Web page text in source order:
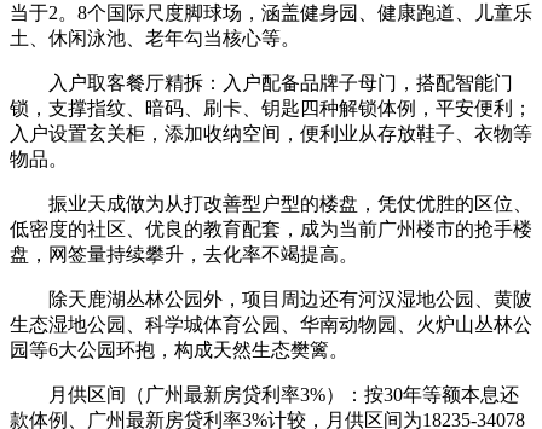
当于2。8个国际尺度脚球场，涵盖健身园、健康跑道、儿童乐
土、休闲泳池、老年勾当核心等。
入户取客餐厅精拆：入户配备品牌子母门，搭配智能门
锁，支撑指纹、暗码、刷卡、钥匙四种解锁体例，平安便利；
入户设置玄关柜，添加收纳空间，便利业从存放鞋子、衣物等
物品。
振业天成做为从打改善型户型的楼盘，凭仗优胜的区位、
低密度的社区、优良的教育配套，成为当前广州楼市的抢手楼
盘，网签量持续攀升，去化率不竭提高。
除天鹿湖丛林公园外，项目周边还有河汉湿地公园、黄陂
生态湿地公园、科学城体育公园、华南动物园、火炉山丛林公
园等6大公园环抱，构成天然生态樊篱。
月供区间（广州最新房贷利率3%）：按30年等额本息还
款体例、广州最新房贷利率3%计较，月供区间为18235-34078